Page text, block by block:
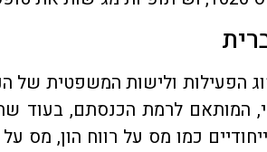
הפעילות ולישות המשפטית של
המותאם לרמת הכנסתם, בעוד
מצבים ייחודיים כמו מס על רווח הון,